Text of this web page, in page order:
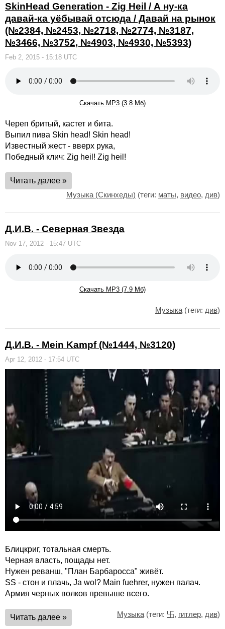
SkinHead Generation - Zig Heil / А ну-ка
давай-ка уёбывай отсюда / Давай на рынок
(№2384, №2453, №2718, №2774, №3187,
№3466, №3752, №4903, №4930, №5393)
Feb 2, 2015 - 15:18 UTC
Скачать MP3 (3.8 Мб)
Череп бритый, кастет и бита.
Выпил пива Skin head! Skin head!
Известный жест - вверх рука,
Победный клич: Zig heil! Zig heil!
Читать далее »
Музыка (Скинхеды) (теги: маты, видео, див)
Д.И.В. - Северная Звезда
Nov 17, 2012 - 15:47 UTC
Скачать MP3 (7.9 Мб)
Музыка (теги: див)
Д.И.В. - Mein Kampf (№1444, №3120)
Apr 12, 2012 - 17:54 UTC
Блицкриг, тотальная смерть.
Черная власть, пощады нет.
Нужен реванш, "План Барбаросса" живёт.
SS - стон и плачь, Ja wol? Main fuehrer, нужен палач.
Армия черных волков превыше всего.
Читать далее » Музыка (теги: 卐, гитлер, див)